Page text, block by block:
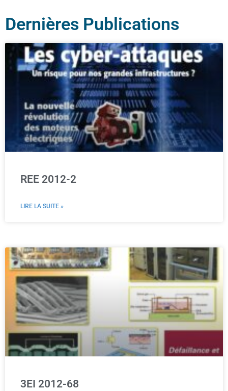
Dernières Publications
REE 2012-2
LIRE LA SUITE »
3EI 2012-68